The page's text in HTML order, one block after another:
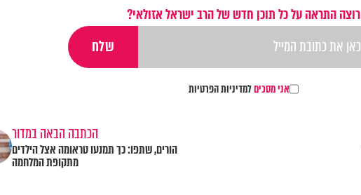
רוצה התראה על כל תוכן חדש של הרב ישראל אזולאי?
אני מסכיםלמדיניות הפרטיות
הכתבה הבאה במדור
הורים, שתפו: כך תמנעו טראומה אצל הילדים
מתקופת המלחמה